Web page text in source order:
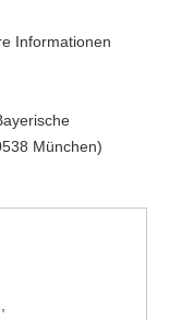
Informationen
München)